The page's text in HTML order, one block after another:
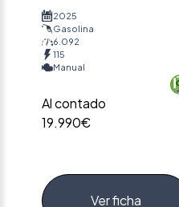
2025
Gasolina
6.092
115
Manual
Al contado
19.990€
Ver ficha